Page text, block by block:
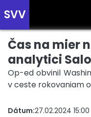
SVV
Prehľad správ
Zobrazte si správy
prehľad o dianí vo
Čas na mier
analytici
Op-ed obvinil
v ceste rokovaniam
Dátum:27.02.2024 15:00